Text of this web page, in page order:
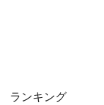
ランキング